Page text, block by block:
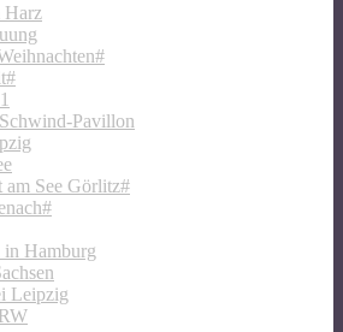
Harz
Pavillon
am See Görlitz#
in Hamburg
Leipzig